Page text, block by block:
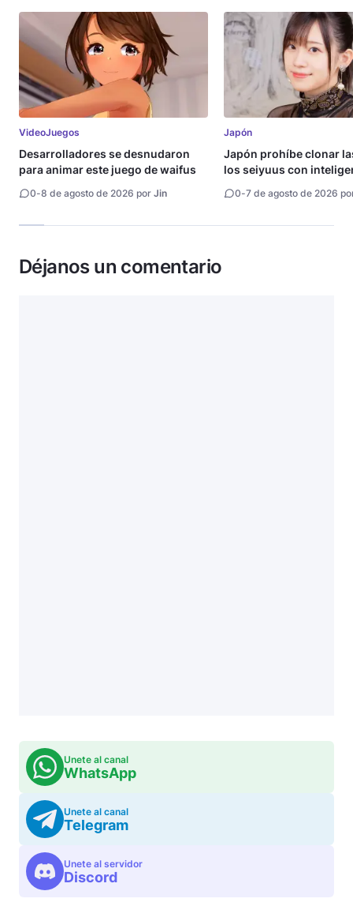
VideoJuegos
Desarrolladores se desnudaron
para animar este juego de waifus
0-8 de agosto de 2026 por Jin
Japón
Japón prohíbe clonar
los seiyuus con
0-7 de agosto de 2026
Déjanos un comentario
Unete al canal
WhatsApp
Unete al canal
Telegram
Unete al servidor
Discord